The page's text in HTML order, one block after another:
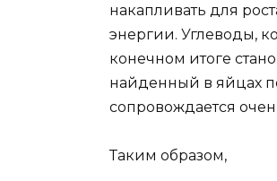
накапливать для
энергии. Углеводы,
конечном итоге
найденный в яйцах
сопровождается
Таким образом,